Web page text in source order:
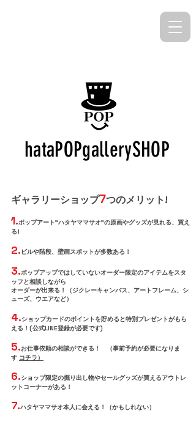
hataPOPgallerySHOP
ギャラリーショップ7つのメリット!
1.ポップアート"ハタヤママサオ"の原画やグッズが見れる、買え
る!
2. ビルや階段、壁画スポットが多数ある！
3.ポップアップではしていないオーダー限定のアイテムをスタ
ッフと相談しながら
オーダーが出来る！（ジクレーキャンバス、アートフレーム、シ
ューズ、ウエアなど）
4.ショップカードのポイントを貯めると特別プレゼントがもら
える！(公式LINE登録が必要です)
5.お仕事依頼の相談ができる！ （事前予約が必要になりま
す コチラ）
6.ショップ限定の掘り出し物やセールグッズが買えるアウトレ
ットコーナーがある！
7.ハタヤママサオ本人に会える！（かもしれない）